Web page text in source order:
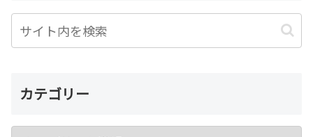
カテゴリー